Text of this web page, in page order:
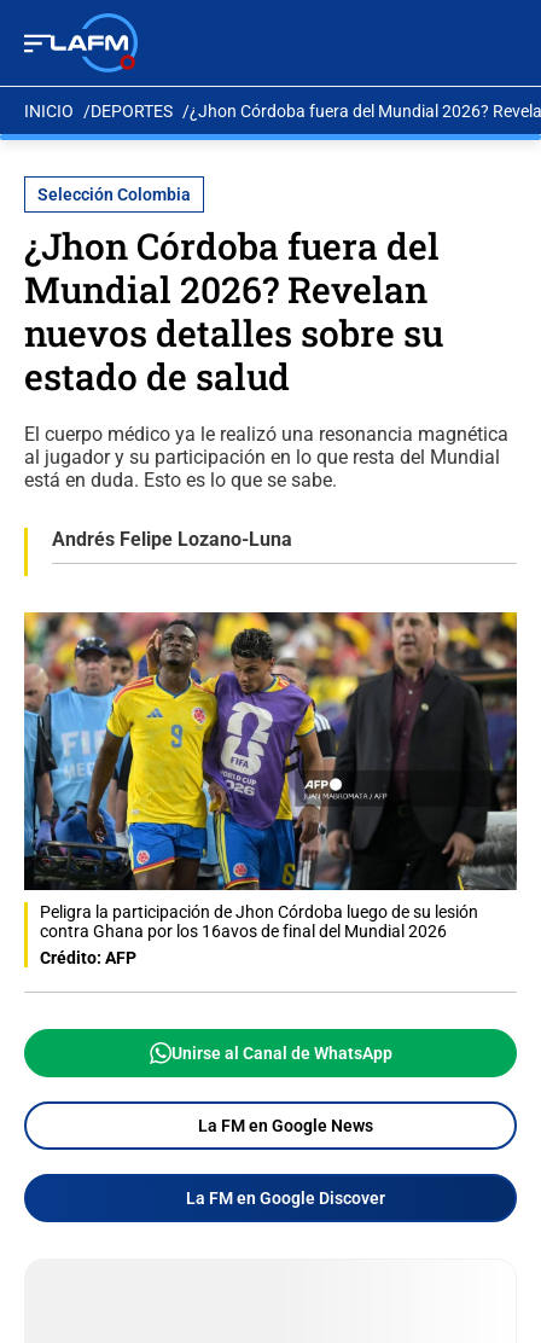
INICIO DEPORTES ¿Jhon Córdoba fuera del Mundial 2026?
Selección Colombia
¿Jhon Córdoba fuera del
Mundial 2026? Revelan
nuevos detalles sobre su
estado de salud
El cuerpo médico ya le realizó una resonancia magnética
al jugador y su participación en lo que resta del Mundial
está en duda. Esto es lo que se sabe.
Andrés Felipe Lozano-Luna
Peligra la participación de Jhon Córdoba luego de su lesión
contra Ghana por los 16avos de final del Mundial 2026
Crédito: AFP
Unirse al Canal de WhatsApp
La FM en Google News
La FM en Google Discover